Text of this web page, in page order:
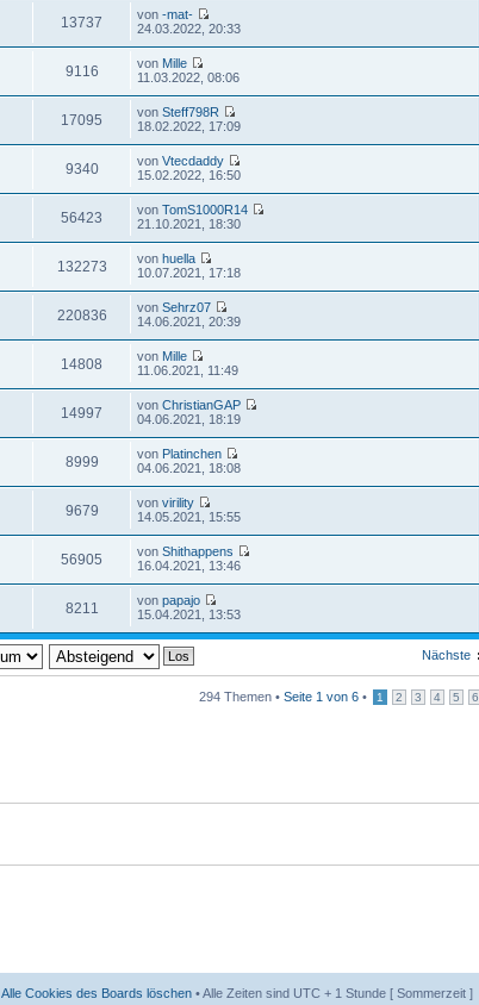
13737 von-mat-
24.03.2022, 20:33
9116 von Mille
11.03.2022, 08:06
17095 vonSteff798R
18.02.2022, 17:09
9340 vonVtecdaddy
15.02.2022, 16:50
56423 vonTomS1000R14
21.10.2021, 18:30
132273 vonhuella
10.07.2021, 17:18
220836 vonSehrz07
14.06.2021, 20:39
14808 von Mille
11.06.2021, 11:49
14997 vonChristianGAP
04.06.2021, 18:19
8999 von Platinchen
04.06.2021, 18:08
9679 vonvirility
14.05.2021, 15:55
56905 vonShithappens
16.04.2021, 13:46
8211 vonpapajo
15.04.2021, 13:53
Nächste
294 Themen • Seite 1 von 6 • 1 2 3 4 5 6
Alle Cookies des Boards löschen • Alle Zeiten sind UTC + 1 Stunde [ Sommerzeit ]